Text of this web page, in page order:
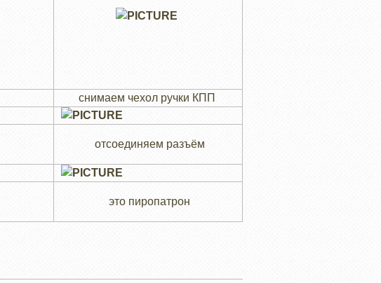
снимаем чехол ручки КПП
отсоединяем разъём
это пиропатрон